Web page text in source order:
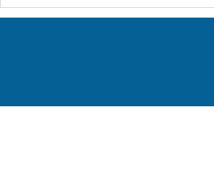
告
2026-08-07